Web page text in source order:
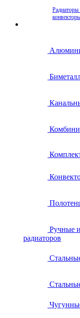
Радиаторы
Ручные
радиаторов